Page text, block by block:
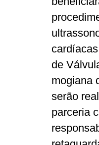
de
mogiana
serão
parceria